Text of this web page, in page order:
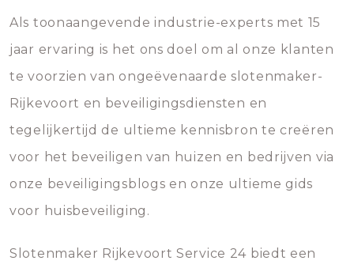
Als toonaangevende industrie-experts met 15
jaar ervaring is het ons doel om al onze klanten
te voorzien van ongeëvenaarde slotenmaker-
Rijkevoort en beveiligingsdiensten en
tegelijkertijd de ultieme kennisbron te creëren
voor het beveiligen van huizen en bedrijven via
onze beveiligingsblogs en onze ultieme gids
voor huisbeveiliging.
Slotenmaker Rijkevoort Service 24 biedt een